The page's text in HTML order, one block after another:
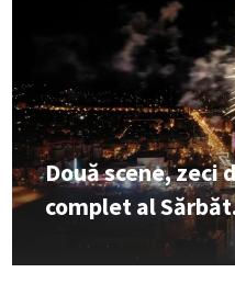
Două scene,
complet al